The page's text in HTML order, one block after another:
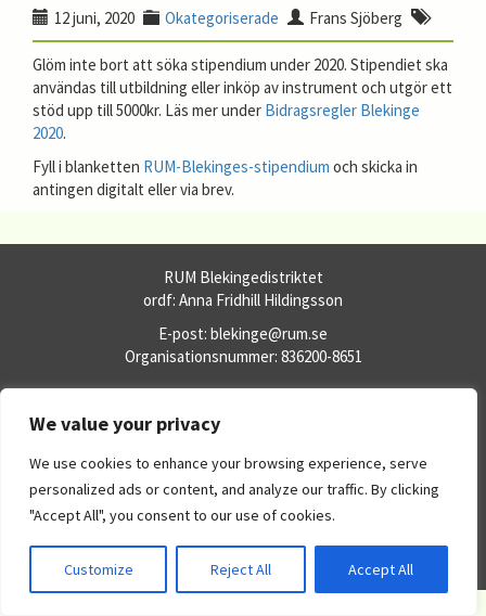
We value your privacy
We use cookies to enhance your browsing experience, serve
personalized ads or content, and analyze our traffic. By clicking
"Accept All", you consent to our use of cookies.
Customize Reject All Accept All
12 juni, 2020 Okategoriserade Frans Sjöberg
Glöm inte bort att söka stipendium under 2020. Stipendiet ska
användas till utbildning eller inköp av instrument och utgör ett
stöd upp till 5000kr. Läs mer under Bidragsregler Blekinge
2020.
Fyll i blanketten RUM-Blekinges-stipendium och skicka in
antingen digitalt eller via brev.
RUM Blekingedistriktet
ordf: Anna Fridhill Hildingsson
E-post: blekinge@rum.se
Organisationsnummer: 836200-8651
RUM.se
Dataskyddspolicy
Om RUM:s webbplatser
Office 365
eBas
WordPress